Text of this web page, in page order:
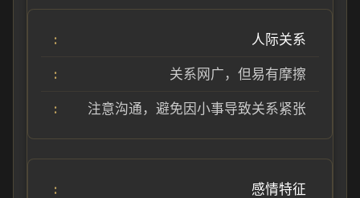
人际关系
关系网广，但易有摩擦
注意沟通，避免因小事导致关系紧张
感情特征